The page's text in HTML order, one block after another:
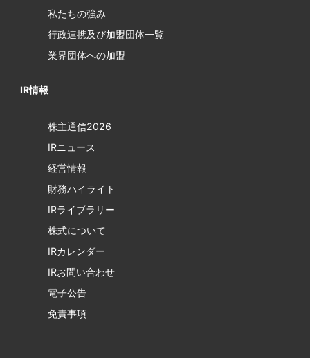
私たちの強み
行政連携及び加盟団体一覧
業界団体への加盟
IR情報
株主通信2026
IRニュース
経営情報
財務ハイライト
IRライブラリー
株式について
IRカレンダー
IRお問い合わせ
電子公告
免責事項